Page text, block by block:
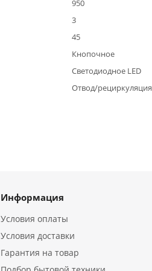
950
3
45
Кнопочное
Светодиодное LED
Отвод/рециркуляция
Информация
Условия оплаты
Условия доставки
Гарантия на товар